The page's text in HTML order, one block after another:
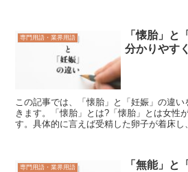
専門用語・業界用語
「懐胎」と
分かりやす
この記事では、「懐胎」と「妊娠」の違
きます。「懐胎」とは?「懐胎」とは女性
す。具体的に言えば受精した卵子が着床
専門用語・業界用語
「無能」と